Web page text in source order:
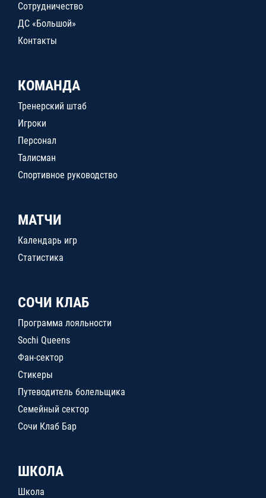
Сотрудничество
ДС «Большой»
Контакты
КОМАНДА
Тренерский штаб
Игроки
Персонал
Талисман
Спортивное руководство
МАТЧИ
Календарь игр
Статистика
СОЧИ КЛАБ
Программа лояльности
Sochi Queens
Фан-сектор
Стикеры
Путеводитель болельщика
Семейный сектор
Сочи Клаб Бар
ШКОЛА
Школа